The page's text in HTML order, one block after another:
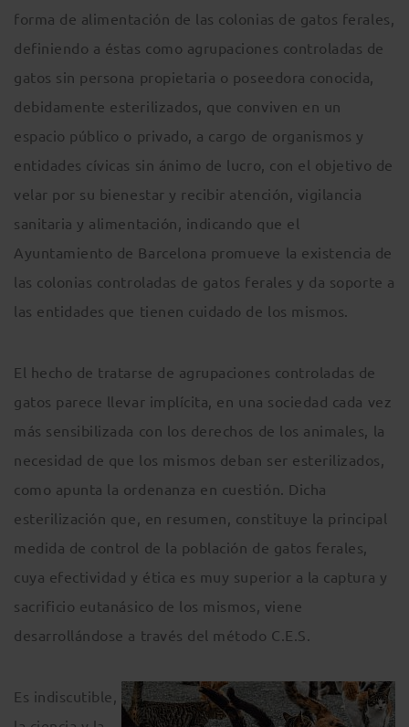
forma de alimentación de las colonias de gatos ferales,
definiendo a éstas como agrupaciones controladas de
gatos sin persona propietaria o poseedora conocida,
debidamente esterilizados, que conviven en un
espacio público o privado, a cargo de organismos y
entidades cívicas sin ánimo de lucro, con el objetivo de
velar por su bienestar y recibir atención, vigilancia
sanitaria y alimentación, indicando que el
Ayuntamiento de Barcelona promueve la existencia de
las colonias controladas de gatos ferales y da soporte a
las entidades que tienen cuidado de los mismos.
El hecho de tratarse de agrupaciones controladas de
gatos parece llevar implícita, en una sociedad cada vez
más sensibilizada con los derechos de los animales, la
necesidad de que los mismos deban ser esterilizados,
como apunta la ordenanza en cuestión. Dicha
esterilización que, en resumen, constituye la principal
medida de control de la población de gatos ferales,
cuya efectividad y ética es muy superior a la captura y
sacrificio eutanásico de los mismos, viene
desarrollándose a través del método C.E.S.
Es indiscutible,